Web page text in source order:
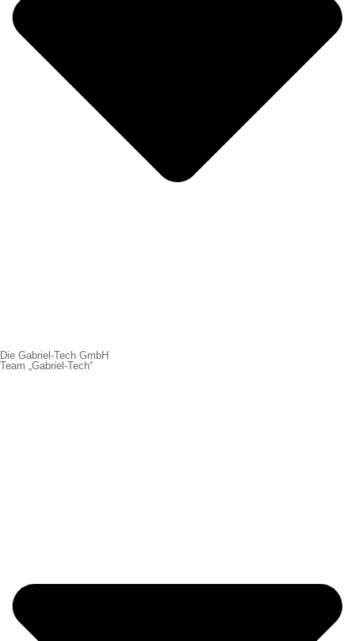
Die Gabriel-Tech GmbH
Team „Gabriel-Tech“